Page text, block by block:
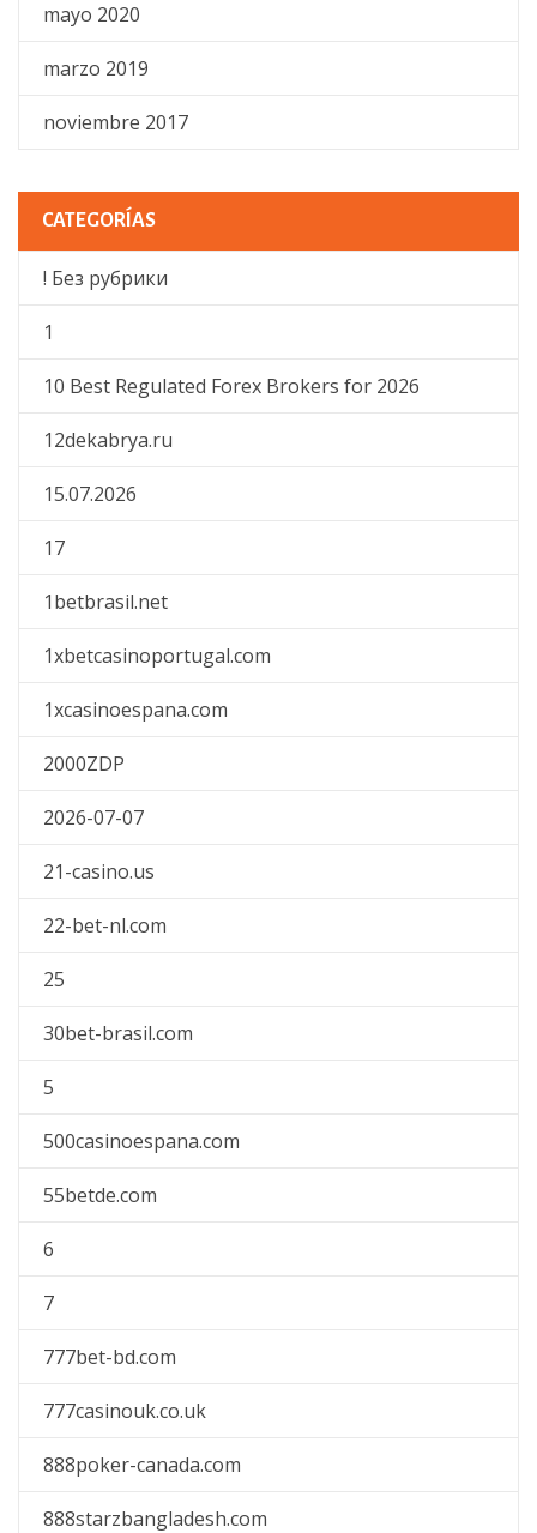
mayo 2020
marzo 2019
noviembre 2017
CATEGORÍAS
! Без рубрики
1
10 Best Regulated Forex Brokers for 2026
12dekabrya.ru
15.07.2026
17
1betbrasil.net
1xbetcasinoportugal.com
1xcasinoespana.com
2000ZDP
2026-07-07
21-casino.us
22-bet-nl.com
25
30bet-brasil.com
5
500casinoespana.com
55betde.com
6
7
777bet-bd.com
777casinouk.co.uk
888poker-canada.com
888starzbangladesh.com